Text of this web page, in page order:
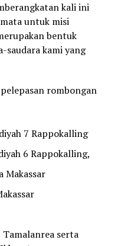
kali ini
untuk misi
bentuk
saudara kami yang
rombongan
7 Rappokalling
6 Rappokalling,
Makassar
Tamalanrea serta